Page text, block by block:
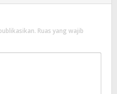
Ruas yang wajib